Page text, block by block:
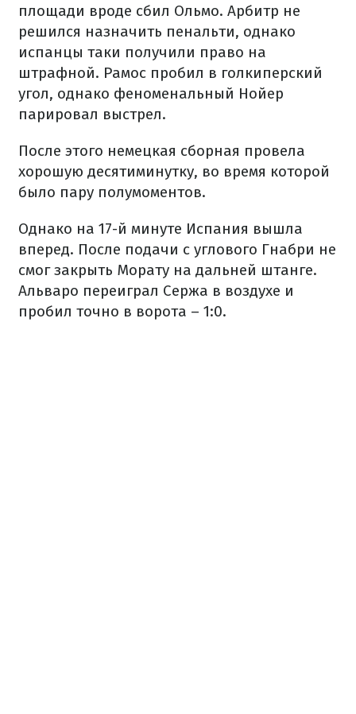
площади вроде сбил Ольмо. Арбитр не
решился назначить пенальти, однако
испанцы таки получили право на
штрафной. Рамос пробил в голкиперский
угол, однако феноменальный Нойер
парировал выстрел.
После этого немецкая сборная провела
хорошую десятиминутку, во время которой
было пару полумоментов.
Однако на 17-й минуте Испания вышла
вперед. После подачи с углового Гнабри не
смог закрыть Морату на дальней штанге.
Альваро переиграл Сержа в воздухе и
пробил точно в ворота – 1:0.